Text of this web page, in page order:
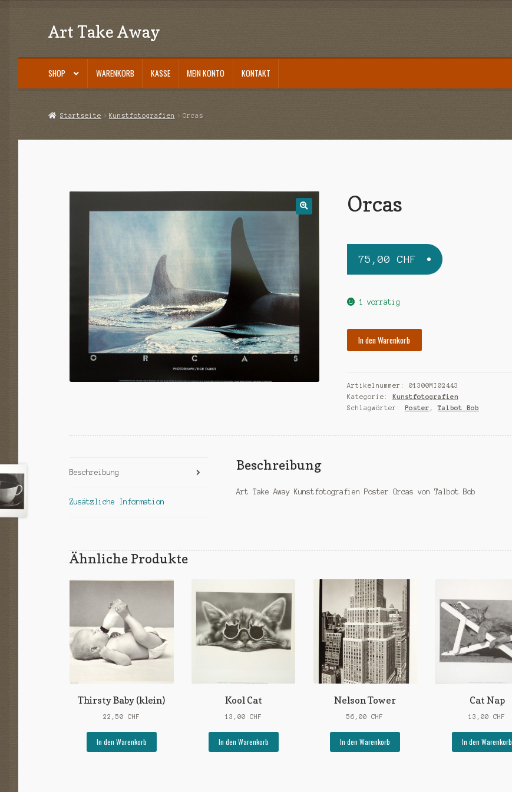
Zur
Navigation
Zum
Inhalt
Art Take Away
SHOP WARENKORB KASSE MEIN KONTO KONTAKT
Startseite Kunstfotografien Orcas
Orcas
75,00CHF
1 vorrätig
In den Warenkorb
Artikelnummer: 01300MI02443
Kategorie:
Kunstfotografien
Schlagwörter:
Poster ,Talbot Bob
Beschreibung
Zusätzliche Information
Beschreibung
Art Take Away Kunstfotografien Poster Orcas von Talbot Bob
Ähnliche Produkte
Thirsty Baby (klein)
22,50 CHF
In den Warenkorb
Kool Cat
13,00 CHF
In den Warenkorb
Nelson Tower
56,00CHF
In den Warenkorb
Cat Nap
13,00CHF
In den Warenkorb